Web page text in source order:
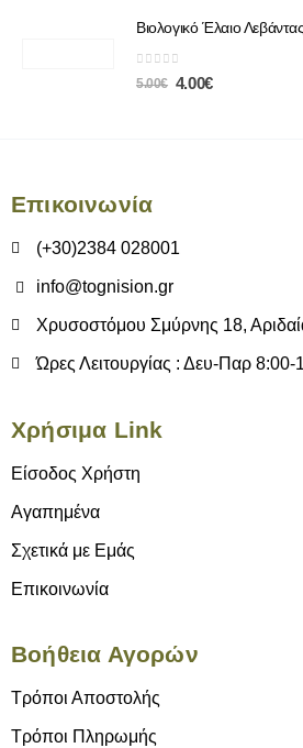
0 out of 5
5.00€ 4.00€
Επικοινωνία
(+30)2384 028001
info@tognision.gr
Χρυσοστόμου Σμύρνης 18,
Ώρες Λειτουργίας : Δευ-Παρ 8:00-
Χρήσιμα Link
Είσοδος Χρήστη
Αγαπημένα
Σχετικά με Εμάς
Επικοινωνία
Βοήθεια Αγορών
Τρόποι Αποστολής
Τρόποι Πληρωμής